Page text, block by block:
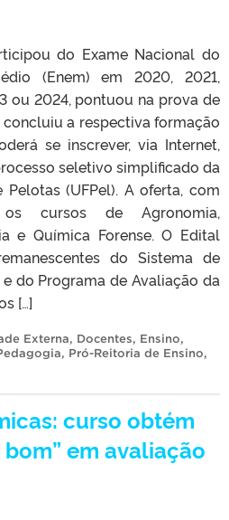
do Exame Nacional do
(Enem) em 2020, 2021,
ou 2024, pontuou na prova de
concluiu a respectiva formação
se inscrever, via Internet,
seletivo simplificado da
Pelotas (UFPel). A oferta, com
cursos de Agronomia,
e Química Forense. O Edital
do Sistema de
do Programa de Avaliação da
[…]
Externa, Docentes, Ensino,
, Pró-Reitoria de Ensino,
curso obtém
em avaliação